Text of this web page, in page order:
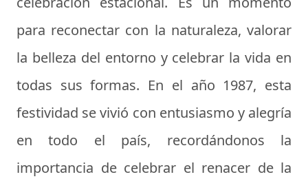
para reconectar con la naturaleza, valorar
la belleza del entorno y celebrar la vida en
todas sus formas. En el año 1987, esta
festividad se vivió con entusiasmo y alegría
en todo el país, recordándonos la
importancia de celebrar el renacer de la